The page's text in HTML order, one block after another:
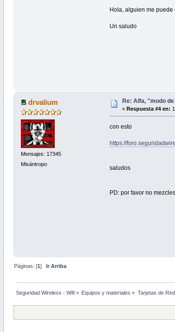
Hola, alguien me
Un saludo
drvalium
Mensajes: 17345
Misántropo
Re: Alfa, "modo de
« Respuesta #4 en:
con esto
https://
saludos
PD: por favor no
Páginas: [1] Ir Arriba
Seguridad Wireless - Wifi» Equipos y materiales » Tarjetas de